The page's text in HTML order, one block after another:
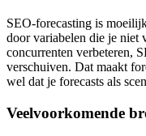
SEO-forecasting is
door variabelen die je niet
concurrenten verbeteren,
verschuiven. Dat maakt
wel dat je forecasts als
Veelvoorkomende